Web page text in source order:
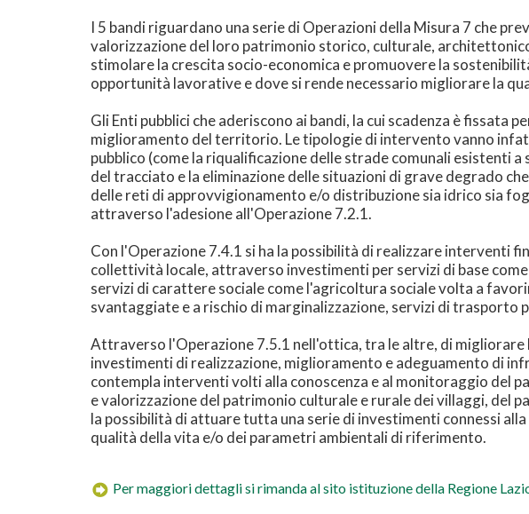
I 5 bandi riguardano una serie di Operazioni della Misura 7 che
valorizzazione del loro patrimonio storico, culturale,
stimolare la crescita socio-economica e promuovere la
opportunità lavorative e dove si rende necessario migliorare la
Gli Enti pubblici che aderiscono ai bandi, la cui scadenza è
miglioramento del territorio. Le tipologie di intervento vanno
pubblico (come la riqualificazione delle strade comunali esistenti
del tracciato e la eliminazione delle situazioni di grave degrado
delle reti di approvvigionamento e/o distribuzione sia idrico sia
attraverso l'adesione all'Operazione 7.2.1.
Con l'Operazione 7.4.1 si ha la possibilità di realizzare interventi
collettività locale, attraverso investimenti per servizi di base
servizi di carattere sociale come l'agricoltura sociale volta a
svantaggiate e a rischio di marginalizzazione, servizi di trasporto
Attraverso l'Operazione 7.5.1 nell'ottica, tra le altre, di
investimenti di realizzazione, miglioramento e adeguamento di
contempla interventi volti alla conoscenza e al monitoraggio del
e valorizzazione del patrimonio culturale e rurale dei villaggi, del
la possibilità di attuare tutta una serie di investimenti connessi
qualità della vita e/o dei parametri ambientali di riferimento.
Per maggiori dettagli si rimanda al sito istituzione della Regione